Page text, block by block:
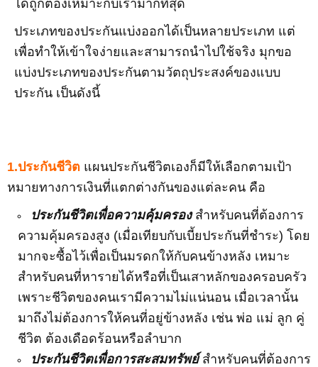
ได้ถูกต้องเหมาะกับเรามากที่สุด
ประเภทของประกันแบ่งออกได้เป็นหลายประเภท แต่
เพื่อทำให้เข้าใจง่ายและสามารถนำไปใช้จริง มุกขอ
แบ่งประเภทของประกันตามวัตถุประสงค์ของแบบ
ประกัน เป็นดังนี้
1.ประกันชีวิต แผนประกันชีวิตเองก็มีให้เลือกตามเป้า
หมายทางการเงินที่แตกต่างกันของแต่ละคน คือ
ประกันชีวิตเพื่อความคุ้มครองสำหรับคนที่ต้องการ
ความคุ้มครองสูง (เมื่อเทียบกับเบี้ยประกันที่ชำระ) โดย
มากจะซื้อไว้เพื่อเป็นมรดกให้กับคนข้างหลัง เหมาะ
สำหรับคนที่หารายได้หรือที่เป็นเสาหลักของครอบครัว
เพราะชีวิตของคนเรามีความไม่แน่นอน เมื่อเวลานั้น
มาถึงไม่ต้องการให้คนที่อยู่ข้างหลัง เช่น พ่อ แม่ ลูก คู่
ชีวิต ต้องเดือดร้อนหรือลำบาก
ประกันชีวิตเพื่อการสะสมทรัพย์สำหรับคนที่ต้องการ